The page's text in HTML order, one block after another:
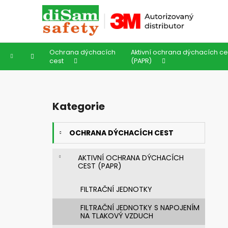
Domů
Ochrana dýchacích
cest
Aktivní ochrana dýchacích
(PAPR)
Přeskočit
kategorie
Kategorie
OCHRANA DÝCHACÍCH CEST
AKTIVNÍ OCHRANA DÝCHACÍCH
CEST (PAPR)
FILTRAČNÍ JEDNOTKY
FILTRAČNÍ JEDNOTKY S NAPOJENÍM
NA TLAKOVÝ VZDUCH
í
Zpět
do
obchodu
Zpět
do
obchodu